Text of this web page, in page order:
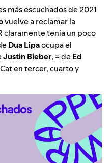
más escuchados de 2021
vuelve a reclamar la
claramente tenía un poco
Dua Lipaocupa el
Justin Bieber, = deEd
en tercer, cuarto y